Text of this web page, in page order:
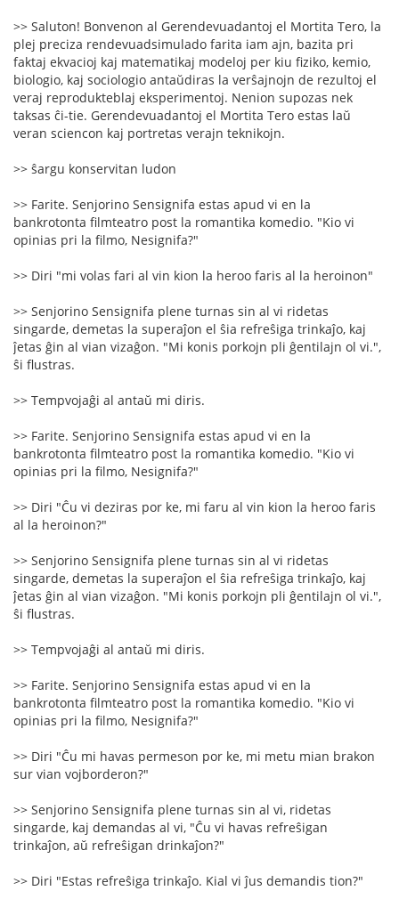
>> Saluton! Bonvenon al Gerendevuadantoj el Mortita Tero, la
plej preciza rendevuadsimulado farita iam ajn, bazita pri
faktaj ekvacioj kaj matematikaj modeloj per kiu fiziko, kemio,
biologio, kaj sociologio antaŭdiras la verŝajnojn de rezultoj el
veraj reprodukteblaj eksperimentoj. Nenion supozas nek
taksas ĉi-tie. Gerendevuadantoj el Mortita Tero estas laŭ
veran sciencon kaj portretas verajn teknikojn.
>> ŝargu konservitan ludon
>> Farite. Senjorino Sensignifa estas apud vi en la
bankrotonta filmteatro post la romantika komedio. "Kio vi
opinias pri la filmo, Nesignifa?"
>> Diri "mi volas fari al vin kion la heroo faris al la heroinon"
>> Senjorino Sensignifa plene turnas sin al vi ridetas
singarde, demetas la superaĵon el ŝia refreŝiga trinkaĵo, kaj
ĵetas ĝin al vian vizaĝon. "Mi konis porkojn pli ĝentilajn ol vi.",
ŝi flustras.
>> Tempvojaĝi al antaŭ mi diris.
>> Farite. Senjorino Sensignifa estas apud vi en la
bankrotonta filmteatro post la romantika komedio. "Kio vi
opinias pri la filmo, Nesignifa?"
>> Diri "Ĉu vi deziras por ke, mi faru al vin kion la heroo faris
al la heroinon?"
>> Senjorino Sensignifa plene turnas sin al vi ridetas
singarde, demetas la superaĵon el ŝia refreŝiga trinkaĵo, kaj
ĵetas ĝin al vian vizaĝon. "Mi konis porkojn pli ĝentilajn ol vi.",
ŝi flustras.
>> Tempvojaĝi al antaŭ mi diris.
>> Farite. Senjorino Sensignifa estas apud vi en la
bankrotonta filmteatro post la romantika komedio. "Kio vi
opinias pri la filmo, Nesignifa?"
>> Diri "Ĉu mi havas permeson por ke, mi metu mian brakon
sur vian vojborderon?"
>> Senjorino Sensignifa plene turnas sin al vi, ridetas
singarde, kaj demandas al vi, "Ĉu vi havas refreŝigan
trinkaĵon, aŭ refreŝigan drinkaĵon?"
>> Diri "Estas refreŝiga trinkaĵo. Kial vi ĵus demandis tion?"